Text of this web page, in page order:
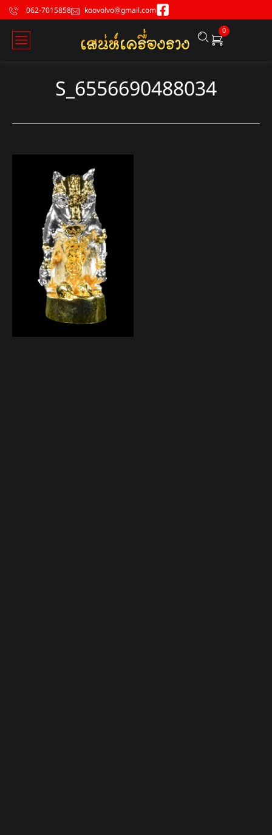
062-7015858 koovolvo@gmail.com
0
S_6556690488034